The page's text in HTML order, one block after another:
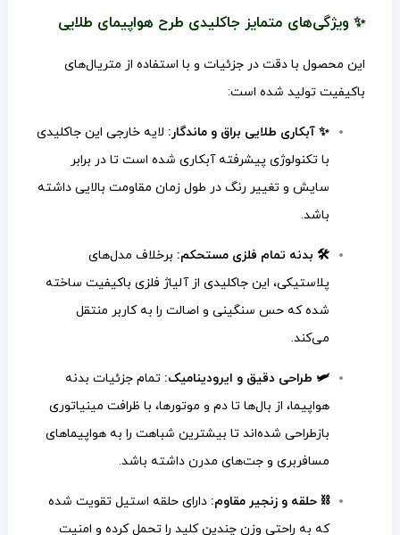
✨ ویژگی‌های متمایز جاکلیدی طرح هواپیمای طلایی
این محصول با دقت در جزئیات و با استفاده از متریال‌های
باکیفیت تولید شده است:
✨ آبکاری طلایی براق و ماندگار: لایه خارجی این جاکلیدی
با تکنولوژی پیشرفته آبکاری شده است تا در برابر
سایش و تغییر رنگ در طول زمان مقاومت بالایی داشته
باشد.
🛠️ بدنه تمام فلزی مستحکم: برخلاف مدل‌های
پلاستیکی، این جاکلیدی از آلیاژ فلزی باکیفیت ساخته
شده که حس سنگینی و اصالت را به کاربر منتقل
می‌کند.
🛩️ طراحی دقیق و ایرودینامیک: تمام جزئیات بدنه
هواپیما، از بال‌ها تا دم و موتورها، با ظرافت مینیاتوری
بازطراحی شده‌اند تا بیشترین شباهت را به هواپیماهای
مسافربری و جت‌های مدرن داشته باشد.
⛓️ حلقه و زنجیر مقاوم: دارای حلقه استیل تقویت شده
که به راحتی وزن چندین کلید را تحمل کرده و امنیت